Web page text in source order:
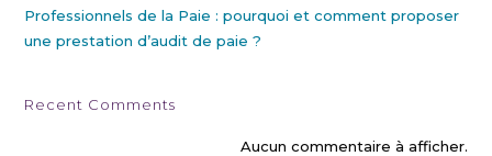
Professionnels de la Paie : pourquoi et comment proposer
une prestation d’audit de paie ?
Recent Comments
Aucun commentaire à afficher.